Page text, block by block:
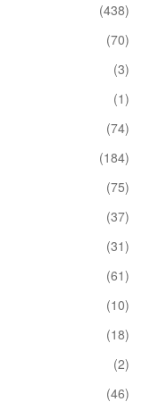
(438)
(70)
(3)
(1)
(74)
(184)
(75)
(37)
(31)
(61)
(10)
(18)
(2)
(46)